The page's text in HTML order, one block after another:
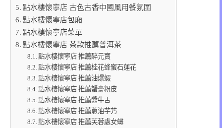
點水樓懷寧店 古色古香中國風用餐氛圍
點水樓懷寧店包廂
點水樓懷寧店菜單
點水樓懷寧店 茶款推薦普洱茶
點水樓懷寧店 推薦醉元寶
點水樓懷寧店 推薦桂花蜂蜜石蓮花
點水樓懷寧店 推薦油爆蝦
點水樓懷寧店 推薦蟹膏粉皮
點水樓懷寧店 推薦醬牛舌
點水樓懷寧店 推薦蔥油芋艿
點水樓懷寧店 推薦芙蓉處女蟳